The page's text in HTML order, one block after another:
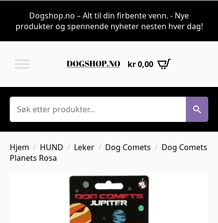
Dogshop.no – Alt til din firbente venn. - Nye
produkter og spennende nyheter nesten hver dag!
kr0,00
Søk
Hjem HUND Leker Dog Comets
Dog Comets
Planets Rosa